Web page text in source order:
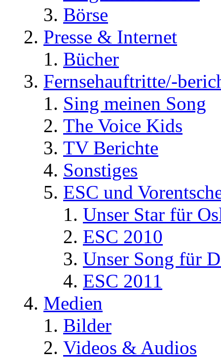
Börse
Presse & Internet
Bücher
Fernsehauftritte/-
Sing meinen Song
The Voice Kids
TV Berichte
Sonstiges
ESC und
Unser Star für
ESC 2010
Unser Song für
ESC 2011
Medien
Bilder
Videos & Audios